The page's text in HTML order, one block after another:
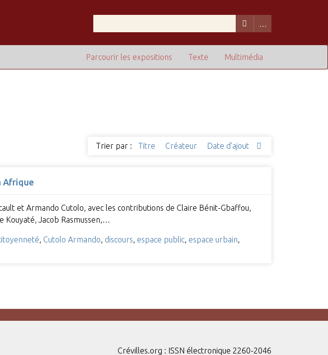
Multimédia
Texte
Parcourir les expositions
Trier par : Titre Créateur Date d'ajout
Afrique
et Armando Cutolo, avec les contributions de Claire Bénit-Gbaffou,
Kouyaté, Jacob Rasmussen,…
Cutolo Armando discours espace public, espace urbain
Crévilles.org : ISSN électronique 2260-2046